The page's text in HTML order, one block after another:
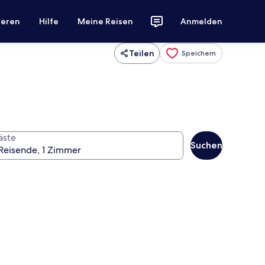
Hilfe Meine Reisen Anmelden
Teilen Speichern
Suchen